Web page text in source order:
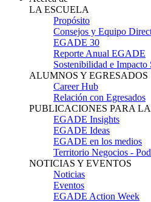
LA ESCUELA
Propósito
Consejos y Equipo
EGADE 30
Reporte Anual EGADE
Sostenibilidad e Impacto
ALUMNOS Y EGRESADOS
Career Hub
Relación con Egresados
PUBLICACIONES PARA
EGADE Insights
EGADE Ideas
EGADE en los medios
Territorio Negocios -
NOTICIAS Y EVENTOS
Noticias
Eventos
EGADE Action Week